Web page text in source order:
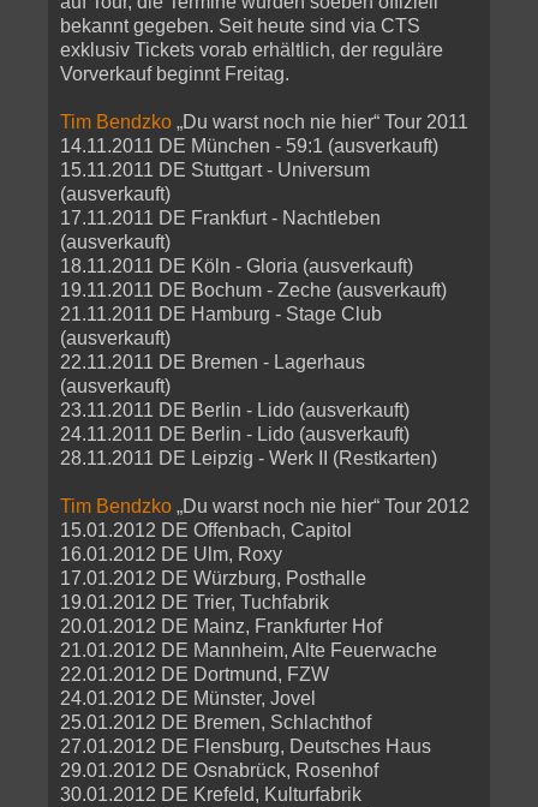
bekannt gegeben. Seit heute sind via CTS
exklusiv Tickets vorab erhältlich, der reguläre
Vorverkauf beginnt Freitag.
Tim Bendzko „Du warst noch nie hier“ Tour 2011
14.11.2011 DE München - 59:1 (ausverkauft)
15.11.2011 DE Stuttgart - Universum
(ausverkauft)
17.11.2011 DE Frankfurt - Nachtleben
(ausverkauft)
18.11.2011 DE Köln - Gloria (ausverkauft)
19.11.2011 DE Bochum - Zeche (ausverkauft)
21.11.2011 DE Hamburg - Stage Club
(ausverkauft)
22.11.2011 DE Bremen - Lagerhaus
(ausverkauft)
23.11.2011 DE Berlin - Lido (ausverkauft)
24.11.2011 DE Berlin - Lido (ausverkauft)
28.11.2011 DE Leipzig - Werk II (Restkarten)
Tim Bendzko „Du warst noch nie hier“ Tour 2012
15.01.2012 DE Offenbach, Capitol
16.01.2012 DE Ulm, Roxy
17.01.2012 DE Würzburg, Posthalle
19.01.2012 DE Trier, Tuchfabrik
20.01.2012 DE Mainz, Frankfurter Hof
21.01.2012 DE Mannheim, Alte Feuerwache
22.01.2012 DE Dortmund, FZW
24.01.2012 DE Münster, Jovel
25.01.2012 DE Bremen, Schlachthof
27.01.2012 DE Flensburg, Deutsches Haus
29.01.2012 DE Osnabrück, Rosenhof
30.01.2012 DE Krefeld, Kulturfabrik